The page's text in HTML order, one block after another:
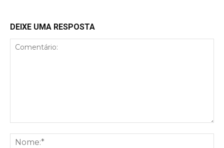
DEIXE UMA RESPOSTA